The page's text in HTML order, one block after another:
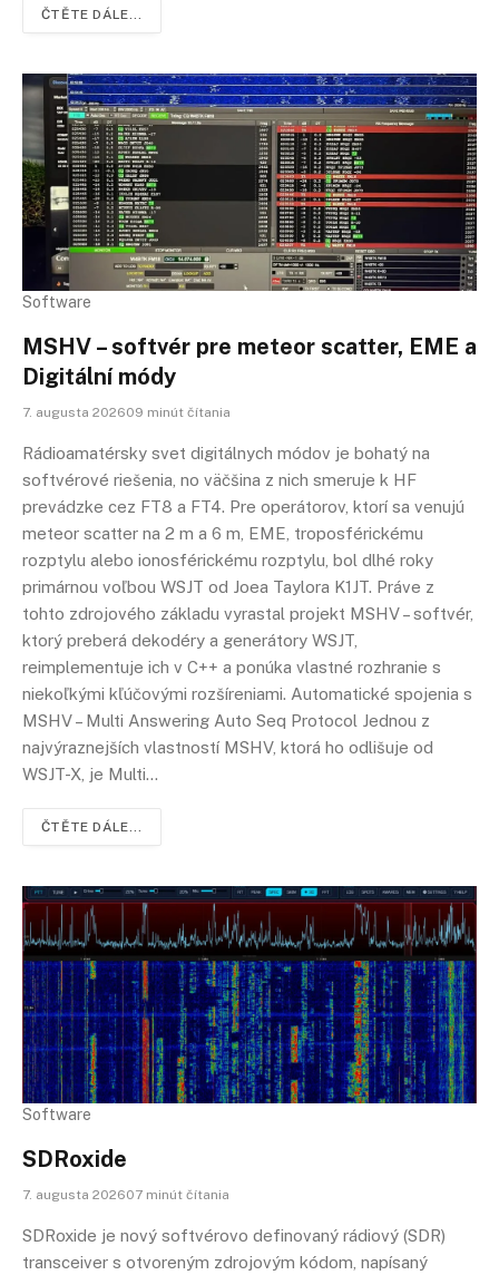
ČTĚTE DÁLE...
Software
MSHV – softvér pre meteor scatter, EME a
Digitální módy
7. augusta 202609 minút čítania
Rádioamatérsky svet digitálnych módov je bohatý na
softvérové riešenia, no väčšina z nich smeruje k HF
prevádzke cez FT8 a FT4. Pre operátorov, ktorí sa venujú
meteor scatter na 2 m a 6 m, EME, troposférickému
rozptylu alebo ionosférickému rozptylu, bol dlhé roky
primárnou voľbou WSJT od Joea Taylora K1JT. Práve z
tohto zdrojového základu vyrastal projekt MSHV – softvér,
ktorý preberá dekodéry a generátory WSJT,
reimplementuje ich v C++ a ponúka vlastné rozhranie s
niekoľkými kľúčovými rozšíreniami. Automatické spojenia s
MSHV – Multi Answering Auto Seq Protocol Jednou z
najvýraznejších vlastností MSHV, ktorá ho odlišuje od
WSJT-X, je Multi…
ČTĚTE DÁLE...
Software
SDRoxide
7. augusta 202607 minút čítania
SDRoxide je nový softvérovo definovaný rádiový (SDR)
transceiver s otvoreným zdrojovým kódom, napísaný